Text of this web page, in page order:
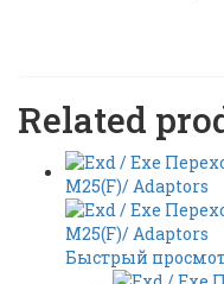
Related
Быстрый